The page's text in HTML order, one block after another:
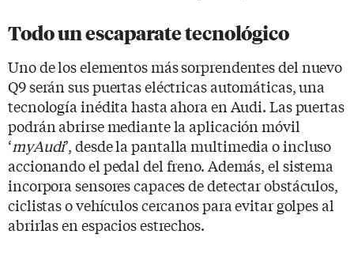
Todo un escaparate tecnológico
Uno de los elementos más sorprendentes del nuevo
Q9 serán sus puertas eléctricas automáticas, una
tecnología inédita hasta ahora en Audi. Las puertas
podrán abrirse mediante la aplicación móvil
‘myAudi’, desde la pantalla multimedia o incluso
accionando el pedal del freno. Además, el sistema
incorpora sensores capaces de detectar obstáculos,
ciclistas o vehículos cercanos para evitar golpes al
abrirlas en espacios estrechos.